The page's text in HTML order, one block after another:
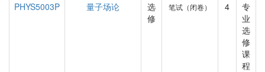
PHYS5003P
量子场论
选
修
笔试（闭卷） 4
专
业
选
修
课
程